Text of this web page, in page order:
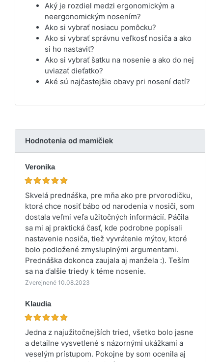
Aký je rozdiel medzi ergonomickým a
neergonomickým nosením?
Ako si vybrať nosiacu pomôcku?
Ako si vybrať správnu veľkosť nosiča a ako
si ho nastaviť?
Ako si vybrať šatku na nosenie a ako do nej
uviazať dieťatko?
Aké sú najčastejšie obavy pri nosení detí?
Hodnotenia od mamičiek
Veronika
Skvelá prednáška, pre mňa ako pre prvorodičku,
ktorá chce nosiť bábo od narodenia v nosiči, som
dostala veľmi veľa užitočných informácií. Páčila
sa mi aj praktická časť, kde podrobne popísali
nastavenie nosiča, tiež vyvrátenie mýtov, ktoré
bolo podložené zmysluplnými argumentami.
Prednáška dokonca zaujala aj manžela :). Teším
sa na ďalšie triedy k téme nosenie.
Zverejnené 10.08.2023
Klaudia
Jedna z najužitočnejších tried, všetko bolo jasne
a detailne vysvetlené s názornými ukážkami a
veselým prístupom. Pokojne by som ocenila aj